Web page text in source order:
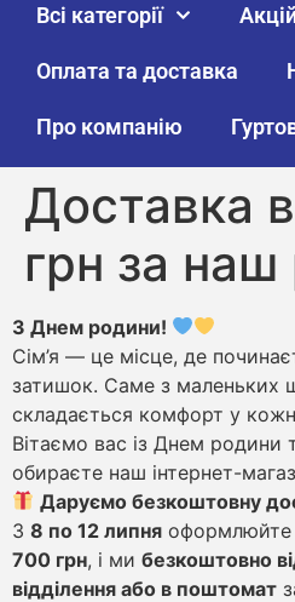
Всі категорії
Оплата та доставка
Про компанію
Доставка
грн за наш
З Днем родини!
Сім’я — це місце, де
затишок. Саме з маленьких
складається комфорт у
Вітаємо вас із Днем
обираєте наш інтернет-
Даруємо безкоштовну
З 8 по 12 липня оформлюйте
700 грн, і ми безкоштовно
відділення або в поштомат